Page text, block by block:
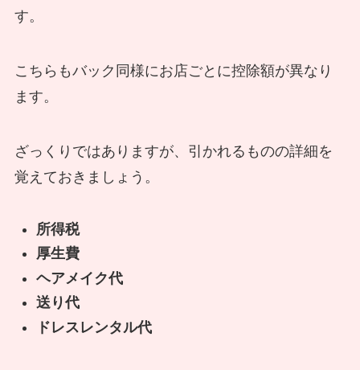
す。
こちらもバック同様にお店ごとに控除額が異なり
ます。
ざっくりではありますが、引かれるものの詳細を
覚えておきましょう。
所得税
厚生費
ヘアメイク代
送り代
ドレスレンタル代